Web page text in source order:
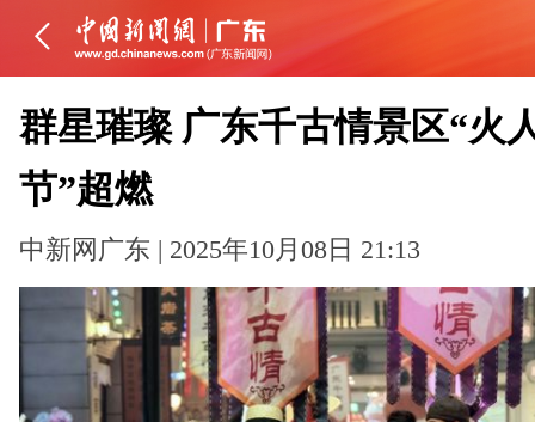
群星璀璨 广东千古情景区“火
节”超燃
中新网广东 | 2025年10月08日 21:13